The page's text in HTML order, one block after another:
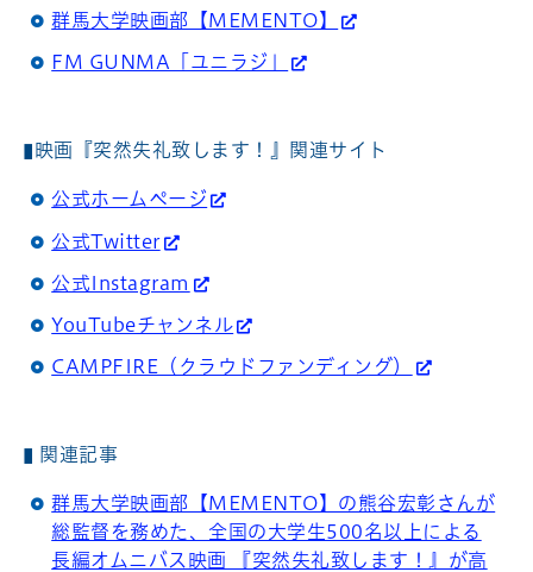
群馬大学映画部【MEMENTO】
FM GUNMA「ユニラジ」
▮映画『突然失礼致します！』関連サイト
公式ホームページ
公式Twitter
公式Instagram
YouTubeチャンネル
CAMPFIRE（クラウドファンディング）
▮ 関連記事
群馬大学映画部【MEMENTO】の熊谷宏彰さんが
総監督を務めた、全国の大学生500名以上による
長編オムニバス映画 『突然失礼致します！』が高